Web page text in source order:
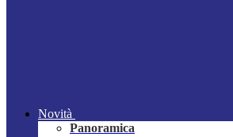
Novità
Panoramica